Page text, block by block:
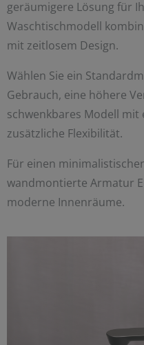
geräumigere Lösung für
Waschtischmodell
mit zeitlosem Design.
Wählen Sie ein
Gebrauch, eine höhere
schwenkbares Modell
zusätzliche Flexibilität.
Für einen
wandmontierte Armatur
moderne Innenräume.